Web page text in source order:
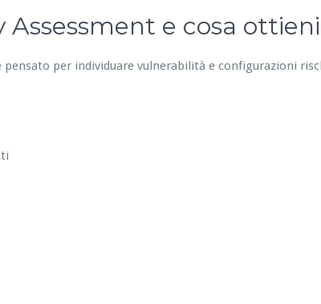
Assessment e cosa ottieni
per individuare vulnerabilità e configurazioni